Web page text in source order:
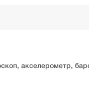
акселерометр,